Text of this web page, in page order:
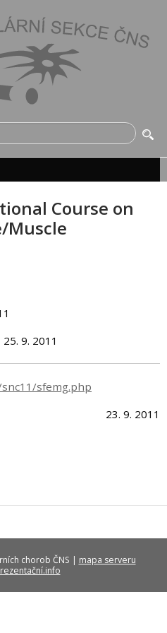
Course on
Muscle
9. 2011
sfemg.php
23. 9. 2011
chorob ČNS | mapa serveru